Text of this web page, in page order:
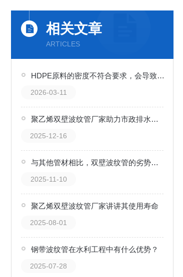
相关文章
ARTICLES
HDPE原料的密度不符合要求，会导致管材出现哪些质量缺陷？
2026-03-11
聚乙烯双壁波纹管厂家助力市政排水系统升级
2025-12-16
与其他管材相比，双壁波纹管的劣势是什么？
2025-11-10
聚乙烯双壁波纹管厂家讲讲其使用寿命
2025-08-01
钢带波纹管在水利工程中有什么优势？
2025-07-28